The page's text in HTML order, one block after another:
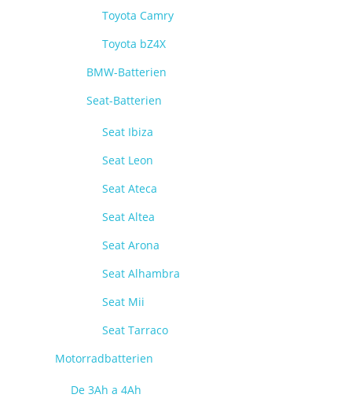
Toyota Camry
Toyota bZ4X
BMW-Batterien
Seat-Batterien
Seat Ibiza
Seat Leon
Seat Ateca
Seat Altea
Seat Arona
Seat Alhambra
Seat Mii
Seat Tarraco
Motorradbatterien
De 3Ah a 4Ah